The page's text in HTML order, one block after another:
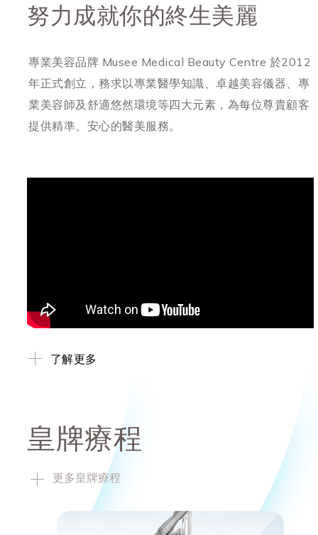
努力成就你的終生美麗
專業美容品牌 Musee Medical Beauty Centre 於2012
年正式創立，務求以專業醫學知識、卓越美容儀器、專
業美容師及舒適悠然環境等四大元素，為每位尊貴顧客
提供精準、安心的醫美服務。
了解更多
皇牌療程
更多皇牌療程